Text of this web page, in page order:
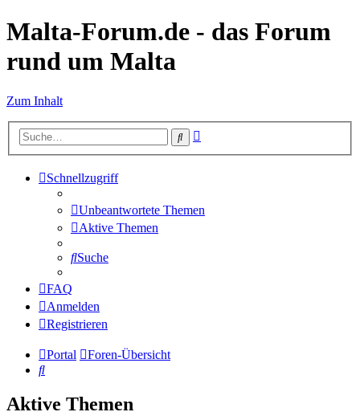
Malta-Forum.de - das Forum
rund um Malta
Zum Inhalt
Suche
Schnellzugriff
Unbeantwortete Themen
Aktive Themen
Suche
FAQ
Anmelden
Registrieren
Portal
Foren-Übersicht
Suche
Aktive Themen